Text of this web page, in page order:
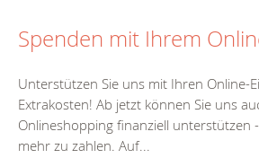
Spenden mit Ihrem
Unterstützen Sie uns mit Ihren Online-
Extrakosten! Ab jetzt können Sie uns
Onlineshopping finanziell unterstützen
mehr zu zahlen. Auf...